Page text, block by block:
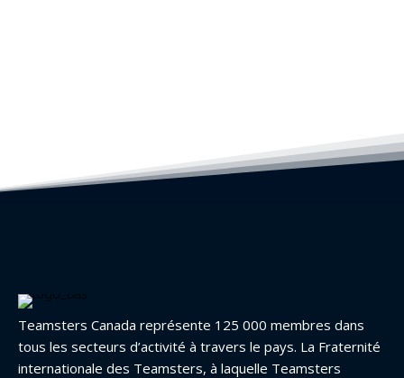
Teamsters Canada représente 125 000 membres dans
tous les secteurs d’activité à travers le pays. La Fraternité
internationale des Teamsters, à laquelle Teamsters